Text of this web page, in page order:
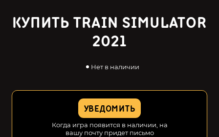
КУПИТЬ TRAIN SIMULATOR
2021
Нет в наличии
УВЕДОМИТЬ
Когда игра появится в наличии, на
вашу почту придет письмо